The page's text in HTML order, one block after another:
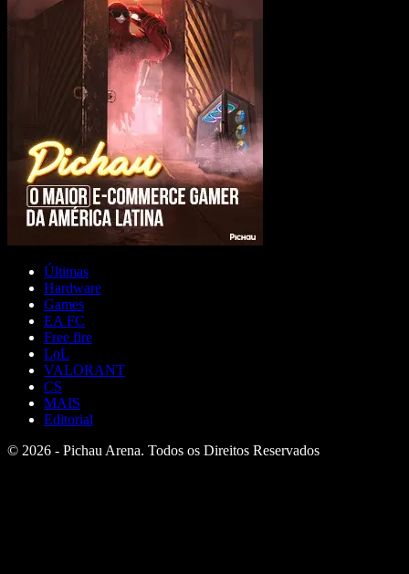
Últimas
Hardware
Games
EA FC
Free fire
LoL
VALORANT
CS
MAIS
Editorial
© 2026 - Pichau Arena. Todos os Direitos Reservados